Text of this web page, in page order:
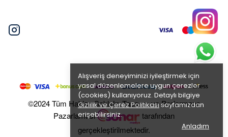
Alışveriş deneyiminizi iyileştirmek için
yasal düzenlemelere uygun çerezler
(cookies) kullanıyoruz. Detaylı bilgiye
Gizlilik ve Çerez Politikasısayfamızdan
erişebilirsiniz.
Anladım
©2024 Tüm Hakları Saklıdır. Tasarım ve Performans
Pazarlaması
tarafından
gerçekleştirilmektedir.